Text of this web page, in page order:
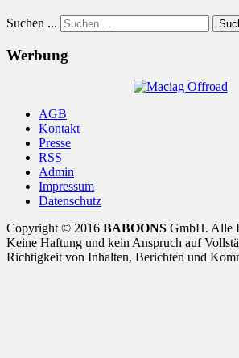
Suchen ...
Werbung
AGB
Kontakt
Presse
RSS
Admin
Impressum
Datenschutz
Copyright © 2016 BABOONS GmbH. Alle
Keine Haftung und kein Anspruch auf
Richtigkeit von Inhalten, Berichten und